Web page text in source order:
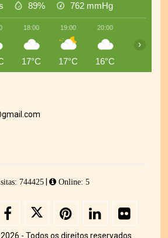
89% 762 mmHg
18:00
17°C
19:00
17°C
20:00
16°C
›
744425 | Online: 5
- Todos os direitos reservados.